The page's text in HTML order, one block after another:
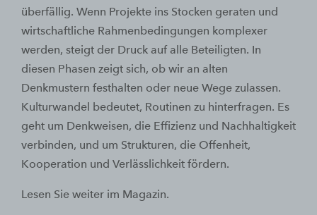
überfällig. Wenn Projekte ins Stocken geraten und
wirtschaftliche Rahmenbedingungen komplexer
werden, steigt der Druck auf alle Beteiligten. In
diesen Phasen zeigt sich, ob wir an alten
Denkmustern festhalten oder neue Wege zulassen.
Kulturwandel bedeutet, Routinen zu hinterfragen. Es
geht um Denkweisen, die Effizienz und Nachhaltigkeit
verbinden, und um Strukturen, die Offenheit,
Kooperation und Verlässlichkeit fördern.
Lesen Sie weiter im Magazin.